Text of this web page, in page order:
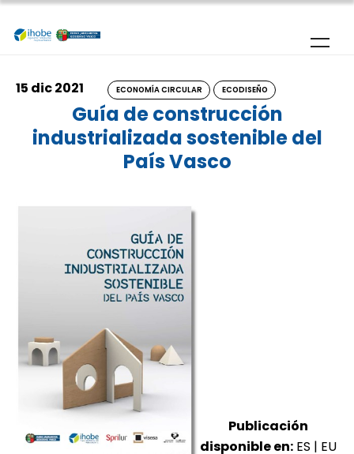
Pasar al contenido principal
15 dic 2021 ECONOMÍA CIRCULAR ECODISEÑO
Guía de construcción
industrializada sostenible del
País Vasco
Publicación
disponible en: ES | EU